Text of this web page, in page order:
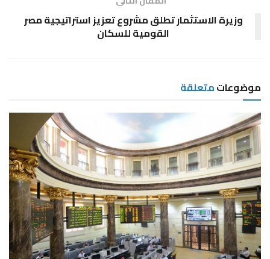
وزيرة الاستثمار تطلق مشروع تعزيز استراتيجية مصر
القومية للسكان
موضوعاتمتعلقة